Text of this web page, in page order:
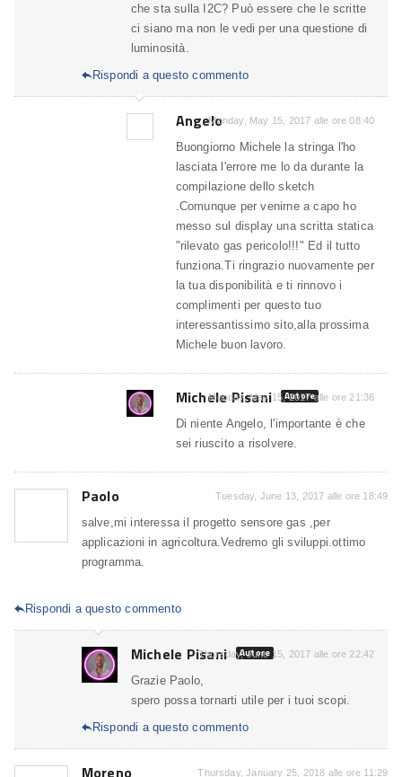
che sta sulla I2C? Può essere che le scritte
ci siano ma non le vedi per una questione di
luminosità.
Rispondi a questo commento
AngeloMonday, May 15, 2017 alle ore 08:40
Buongiorno Michele la stringa l'ho
lasciata l'errore me lo da durante la
compilazione dello sketch
.Comunque per venirne a capo ho
messo sul display una scritta statica
"rilevato gas pericolo!!!" Ed il tutto
funziona.Ti ringrazio nuovamente per
la tua disponibilità e ti rinnovo i
complimenti per questo tuo
interessantissimo sito,alla prossima
Michele buon lavoro.
Michele Pisani Autore
Monday, May 15, 2017 alle ore 21:36
Di niente Angelo, l'importante è che
sei riuscito a risolvere.
Paolo Tuesday, June 13, 2017 alle ore 18:49
salve,mi interessa il progetto sensore gas ,per
applicazioni in agricoltura.Vedremo gli sviluppi.ottimo
programma.
Rispondi a questo commento
Michele Pisani Autore
Thursday, June 15, 2017 alle ore 22:42
Grazie Paolo,
spero possa tornarti utile per i tuoi scopi.
Rispondi a questo commento
Moreno Thursday, January 25, 2018 alle ore 11:29